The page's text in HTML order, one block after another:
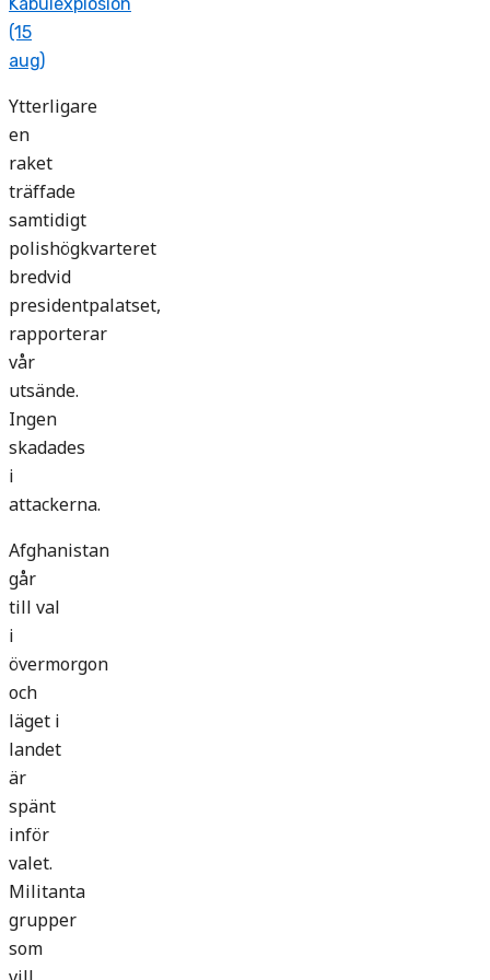
(15
aug)
Ytterligare
en
raket
träffade
samtidigt
polishögkvarteret
bredvid
presidentpalatset,
rapporterar
vår
utsände.
Ingen
skadades
i
attackerna.
Afghanistan
går
till val
i
övermorgon
och
läget i
landet
är
spänt
inför
valet.
Militanta
grupper
som